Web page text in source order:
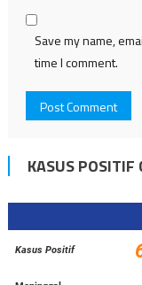
Save my name,
time I comment.
KASUS POSITIF